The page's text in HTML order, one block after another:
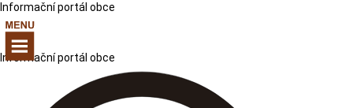
Informační portál obce
Informační portál obce